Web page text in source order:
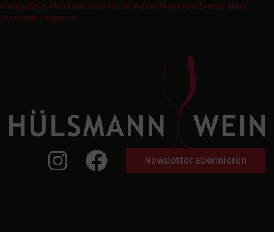
Weinpakete Weinmomente Keine Weine Wein Abo Events Shop
Geschenke Express
Newsletter abonnieren